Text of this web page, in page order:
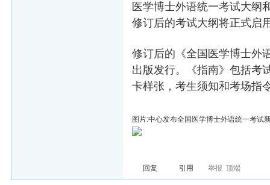
医学博士外语统一考试大纲
修订后的考试大纲将正式启
修订后的《全国医学博士外
出版发行。《指南》包括考
卡样张，考生须知和考场指
图片:中心发布全国医学博士外语统一考试
回复 引用 举报 顶端